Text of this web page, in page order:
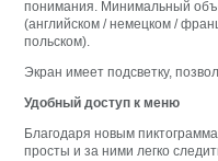
понимания. Минимальный
(английском / немецком /
польском).
Экран имеет подсветку,
Удобный доступ к меню
Благодаря новым
просты и за ними легко